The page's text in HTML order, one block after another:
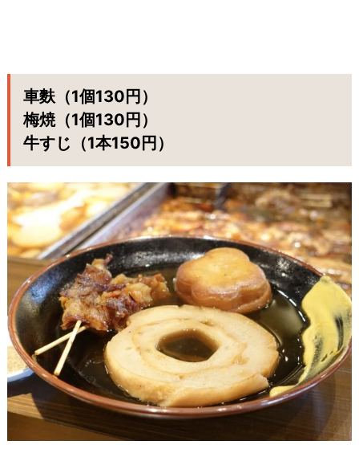
車麩（1個130円）
梅焼（1個130円）
牛すじ（1本150円）